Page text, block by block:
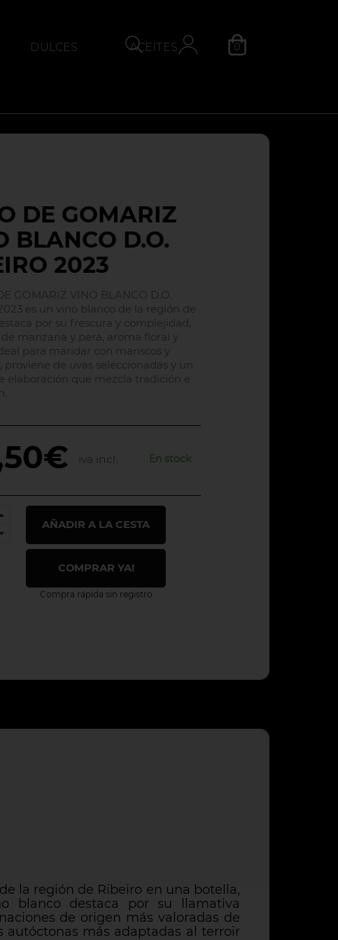
DULCES
ACEITES
0
DE GOMARIZ
BLANCO D.O.
2023
GOMARIZ VINO BLANCO D.O.
es un vino blanco de la región de
por su frescura y complejidad,
manzana y pera, aroma floral y
para maridar con mariscos y
proviene de uvas seleccionadas y un
elaboración que mezcla tradición e
iva incl. En stock
AÑADIR A LA CESTA
COMPRAR YA!
Compra rápida sin registro
la región de Ribeiro en una botella,
blanco destaca por su llamativa
de origen más valoradas de
autóctonas más adaptadas al terroir